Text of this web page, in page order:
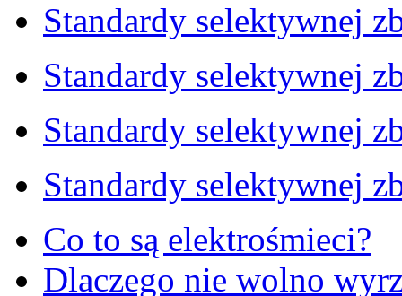
Standardy selektywnej
Standardy selektywnej
Standardy selektywnej
Standardy selektywnej
Co to są elektrośmieci?
Dlaczego nie wolno